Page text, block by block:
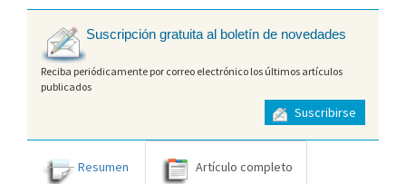
Suscripción gratuita al boletín de novedades
Reciba periódicamente por correo electrónico los últimos artículos
publicados
Suscribirse
Resumen Artículo completo